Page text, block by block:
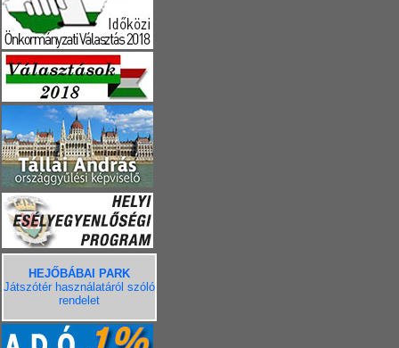
HEJŐBÁBAI PARK
Játszótér használatáról szóló
rendelet